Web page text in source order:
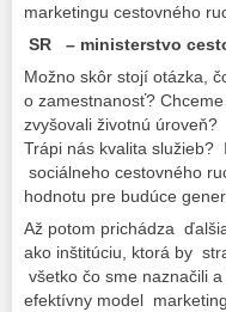
marketingu cestovného
SR – ministerstvo
Možno skôr stojí otázka,
o zamestnanosť?
zvyšovali životnú
Trápi nás kvalita služieb?
sociálneho cestovného
hodnotu pre budúce
Až potom prichádza
ako inštitúciu, ktorá by
všetko čo sme naznačili
efektívny model